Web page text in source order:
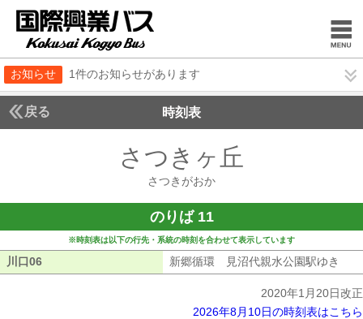
お知らせ 1件のお知らせがあります
戻る 時刻表
さつきヶ丘
さつきがおか
のりば 11
※時刻表は以下の行先・系統の時刻を合わせて表示しています
川口06 新郷循環 見沼代親水公園駅ゆき
2020年1月20日改正
2026年8月10日の時刻表はこちら